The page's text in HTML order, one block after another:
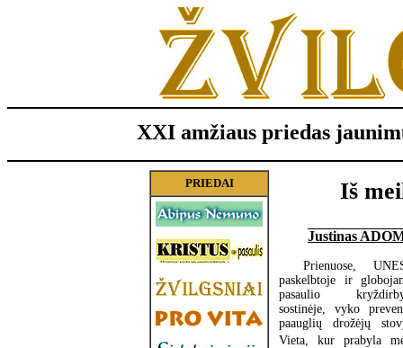
XXI amžiaus priedas
PRIEDAI Iš
Justinas
Prienuose,
paskelbtoje ir
pasaulio
sostinėje, vyko
paauglių drožėjų
Vieta, kur prabyla